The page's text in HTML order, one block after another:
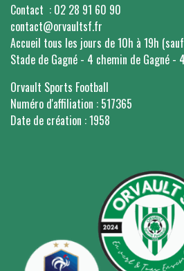
Contact : 02 28 91 60 90
contact@orvaultsf.fr
Accueil tous les jours de 10h à 19h (sauf
Stade de Gagné - 4 chemin de Gagné -
Orvault Sports Football
Numéro d'affiliation : 517365
Date de création : 1958